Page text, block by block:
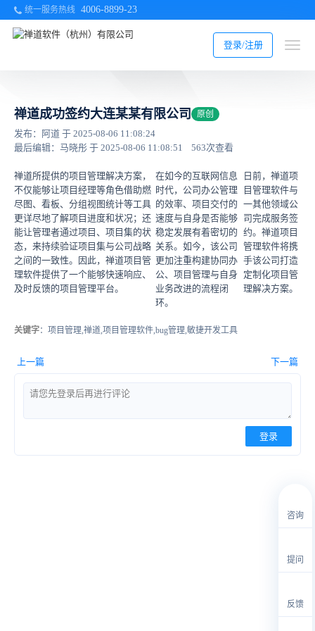
统一服务热线 4006-8899-23
登录/注册
禅道成功签约大连某某有限公司 原创
发布：阿道 于 2025-08-06 11:08:24
最后编辑：马晓彤 于 2025-08-06 11:08:51
563次查看
日前，禅道项
目管理软件与
一其他领域公
司完成服务签
约。禅道项目
管理软件将携
手该公司打造
定制化项目管
理解决方案。
在如今的互联网信息
时代，公司办公管理
的效率、项目交付的
速度与自身是否能够
稳定发展有着密切的
关系。如今，该公司
更加注重构建协同办
公、项目管理与自身
业务改进的流程闭
环。
禅道所提供的项目管理解决方案，
不仅能够让项目经理等角色借助燃
尽图、看板、分组视图统计等工具
更详尽地了解项目进度和状况；还
能让管理者通过项目、项目集的状
态，来持续验证项目集与公司战略
之间的一致性。因此，禅道项目管
理软件提供了一个能够快速响应、
及时反馈的项目管理平台。
关键字：项目管理,禅道,项目管理软件,bug管理,敏捷开发工具
上一篇 下一篇
登录
咨询
提问
反馈